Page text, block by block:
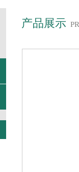
产品展示